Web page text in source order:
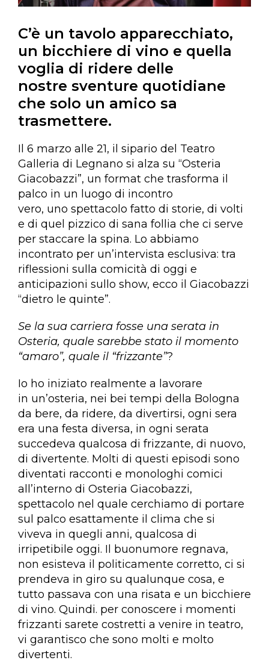
C’è un tavolo apparecchiato,
un bicchiere di vino e quella
voglia di ridere delle
nostre sventure quotidiane
che solo un amico sa
trasmettere.
Il 6 marzo alle 21, il sipario del Teatro
Galleria di Legnano si alza su “Osteria
Giacobazzi”, un format che trasforma il
palco in un luogo di incontro
vero, uno spettacolo fatto di storie, di volti
e di quel pizzico di sana follia che ci serve
per staccare la spina. Lo abbiamo
incontrato per un’intervista esclusiva: tra
riflessioni sulla comicità di oggi e
anticipazioni sullo show, ecco il Giacobazzi
“dietro le quinte”.
Se la sua carriera fosse una serata in
Osteria, quale sarebbe stato il momento
“amaro”, quale il “frizzante”?
Io ho iniziato realmente a lavorare
in un’osteria, nei bei tempi della Bologna
da bere, da ridere, da divertirsi, ogni sera
era una festa diversa, in ogni serata
succedeva qualcosa di frizzante, di nuovo,
di divertente. Molti di questi episodi sono
diventati racconti e monologhi comici
all’interno di Osteria Giacobazzi,
spettacolo nel quale cerchiamo di portare
sul palco esattamente il clima che si
viveva in quegli anni, qualcosa di
irripetibile oggi. Il buonumore regnava,
non esisteva il politicamente corretto, ci si
prendeva in giro su qualunque cosa, e
tutto passava con una risata e un bicchiere
di vino. Quindi. per conoscere i momenti
frizzanti sarete costretti a venire in teatro,
vi garantisco che sono molti e molto
divertenti.